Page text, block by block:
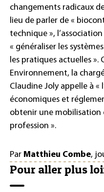
changements radicaux
lieu de parler de «
technique »,
« généraliser les
les pratiques actuelles ».
Environnement, la
Claudine Joly appelle à «
économiques et
obtenir une mobilisation
profession ».
Par Matthieu Combe,
Pour aller plus